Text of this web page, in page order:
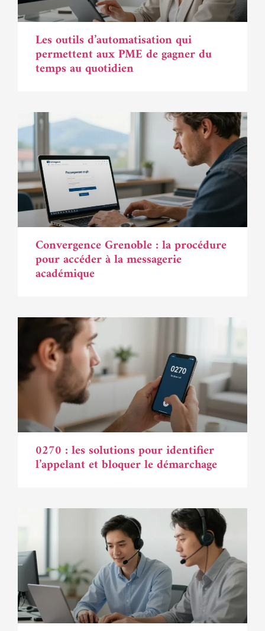
Les outils d’automatisation qui
permettent aux PME de gagner du
temps au quotidien
Convergence Grenoble : la procédure
pour accéder à la messagerie
académique
0270 : les solutions pour identifier
l’appelant et bloquer le démarchage